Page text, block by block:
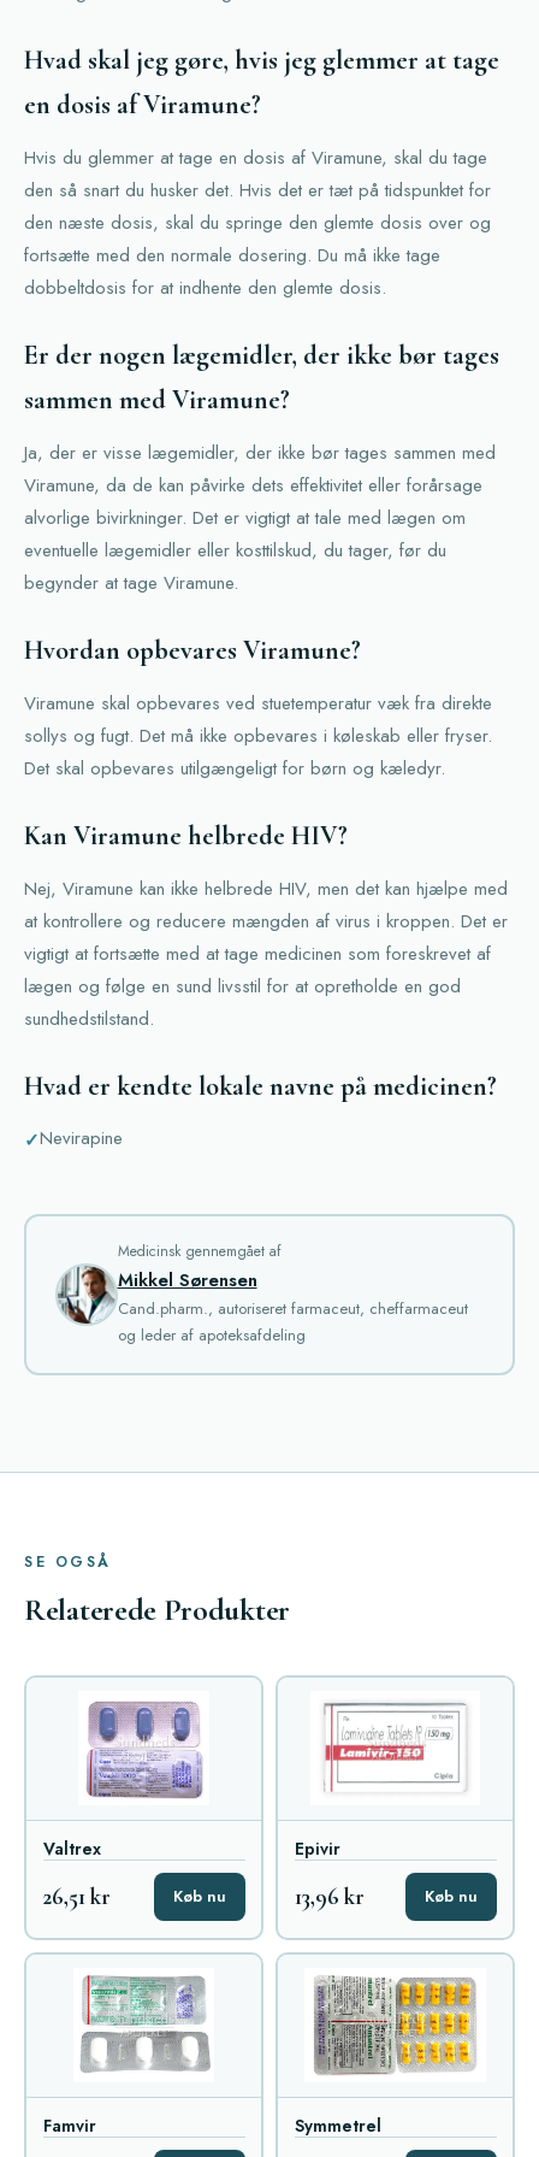
Hvad skal jeg gøre, hvis jeg glemmer at tage
en dosis af Viramune?
Hvis du glemmer at tage en dosis af Viramune, skal du tage
den så snart du husker det. Hvis det er tæt på tidspunktet for
den næste dosis, skal du springe den glemte dosis over og
fortsætte med den normale dosering. Du må ikke tage
dobbeltdosis for at indhente den glemte dosis.
Er der nogen lægemidler, der ikke bør tages
sammen med Viramune?
Ja, der er visse lægemidler, der ikke bør tages sammen med
Viramune, da de kan påvirke dets effektivitet eller forårsage
alvorlige bivirkninger. Det er vigtigt at tale med lægen om
eventuelle lægemidler eller kosttilskud, du tager, før du
begynder at tage Viramune.
Hvordan opbevares Viramune?
Viramune skal opbevares ved stuetemperatur væk fra direkte
sollys og fugt. Det må ikke opbevares i køleskab eller fryser.
Det skal opbevares utilgængeligt for børn og kæledyr.
Kan Viramune helbrede HIV?
Nej, Viramune kan ikke helbrede HIV, men det kan hjælpe med
at kontrollere og reducere mængden af virus i kroppen. Det er
vigtigt at fortsætte med at tage medicinen som foreskrevet af
lægen og følge en sund livsstil for at opretholde en god
sundhedstilstand.
Hvad er kendte lokale navne på medicinen?
Nevirapine
Medicinsk gennemgået af
Mikkel Sørensen
Cand.pharm., autoriseret farmaceut, cheffarmaceut
og leder af apoteksafdeling
SE OGSÅ
Relaterede Produkter
Valtrex
26,51 kr Køb nu
Epivir
13,96 kr Køb nu
Famvir Symmetrel